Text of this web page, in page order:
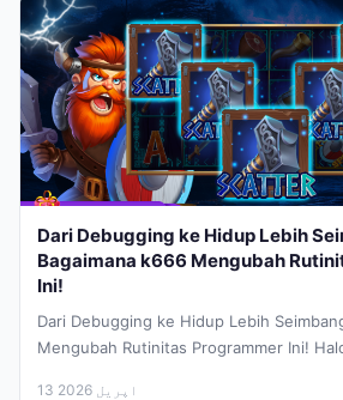
Dari Debugging ke Hidup Lebih
Bagaimana k666 Mengubah
Ini!
Dari Debugging ke Hidup Lebih
Mengubah Rutinitas Programmer Ini!
13 اپریل 2026